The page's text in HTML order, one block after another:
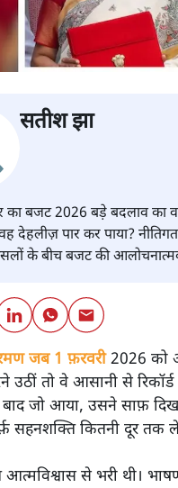
सतीश झा
का बजट 2026 बड़े बदलाव का
देहलीज़ पार कर पाया?
के बीच बजट की आलोचनात्मक
जब 1 फ़रवरी2026 को
तो वे आसानी से रिकॉर्ड
जो आया, उसने साफ़ दिखा
सहनशक्ति कितनी दूर तक
आत्मविश्वास से भरी थी।